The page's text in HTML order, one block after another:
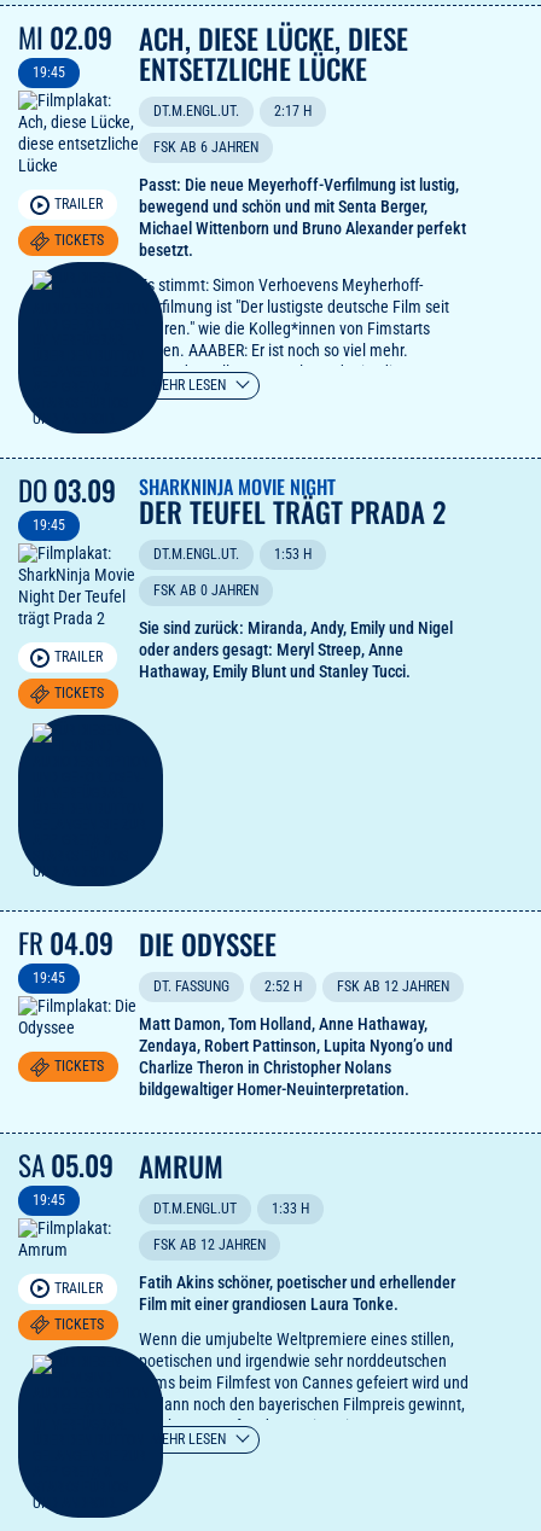
Schwulenszene Berlins. Eines Nachts trifft er auf
Pauli, der ihn mit in seine Wohngemeinschaft
nimmt, wo man Daniels Bewusstsein für die
gesellschaftlich-politische Lage der
Rosa von Praunheims Spielfilm-Manifest entstand
kurz nach Abschaffung des Paragrafen § 175 und
Homosexueller hin. Er gilt bis heute als
Katalysator der politischen Schwulen- und
Lesbenbewegung in der BRD der siebziger Jahre.
MI 02.09
19:45
TRAILER
TICKETS
ACH, DIESE LÜCKE, DIESE
ENTSETZLICHE LÜCKE
DT.M.ENGL.UT. 2:17 H
FSK AB 6 JAHREN
Passt: Die neue Meyerhoff-Verfilmung ist lustig,
bewegend und schön und mit Senta Berger,
Michael Wittenborn und Bruno Alexander perfekt
besetzt.
Es stimmt: Simon Verhoevens Meyherhoff-
Verfilmung ist "Der lustigste deutsche Film seit
Jahren." wie die Kolleg*innen von Fimstarts
sagen. AAABER: Er ist noch so viel mehr.
Hauptdarsteller Bruno Alexander ist die
Entdeckung des Jahres und liefert die
bewegendste Version von Tainted Love ever. Ein
Verständnis für die großen Fragen des Lebens:
Ihr werdet viel lachen und wundersam gerührt
sein. Und falls Senta Berger und Michael
Wittenborn nicht in Eurer Schauspieler:innen-Top-
Ten sind, wird sich das mit diesem Film ändern.
MEHR LESEN
DO03.09
19:45
TRAILER
TICKETS
SHARKNINJA MOVIE NIGHT
DER TEUFEL TRÄGT PRADA 2
DT.M.ENGL.UT. 1:53 H
FSK AB 0 JAHREN
Sie sind zurück: Miranda, Andy, Emily und Nigel
oder anders gesagt: Meryl Streep, Anne
Hathaway, Emily Blunt und Stanley Tucci.
FR 04.09
19:45
TICKETS
DIE ODYSSEE
DT. FASSUNG 2:52 H FSK AB 12 JAHREN
Matt Damon, Tom Holland, Anne Hathaway,
Zendaya, Robert Pattinson, Lupita Nyong’o und
Charlize Theron in Christopher Nolans
bildgewaltiger Homer-Neuinterpretation.
SA05.09
19:45
TRAILER
TICKETS
AMRUM
DT.M.ENGL.UT 1:33 H
FSK AB 12 JAHREN
Fatih Akins schöner, poetischer und erhellender
Film mit einer grandiosen Laura Tonke.
Wenn die umjubelte Weltpremiere eines stillen,
poetischen und irgendwie sehr norddeutschen
Films beim Filmfest von Cannes gefeiert wird und
er dann noch den bayerischen Filmpreis gewinnt,
horcht man auf und muss ins Kino. Im Zentrum
der 12-jährige Nanning, der den Veränderungen
kurz vor Ende des 2. Weltkriegs mit einer
gehörigen Portion Naivität und Sturheit begegnet
MEHR LESEN